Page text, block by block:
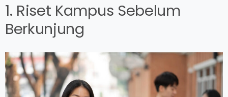
1. Riset Kampus Sebelum
Berkunjung